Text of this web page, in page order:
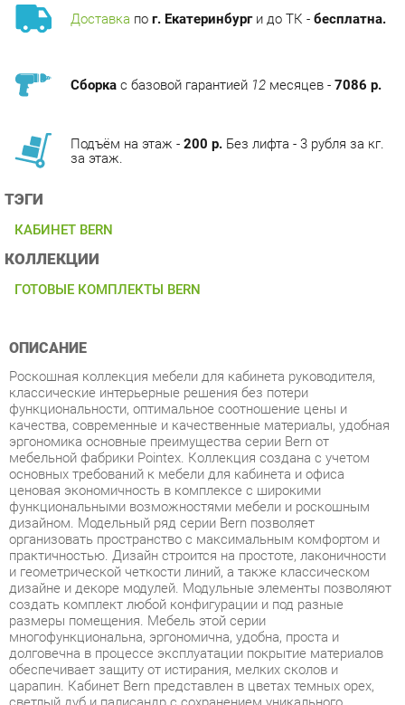
ТЭГИ
ОПИСАНИЕ
классические интерьерные решения без потери
функциональности, оптимальное соотношение цены и
качества, современные и качественные материалы, удобная
эргономика основные преимущества серии Bern от
мебельной фабрики Pointex. Коллекция создана с учетом
основных требований к мебели для кабинета и офиса
ценовая экономичность в комплексе с широкими
функциональными возможностями мебели и роскошным
дизайном. Модельный ряд серии Bern позволяет
организовать пространство с максимальным комфортом и
практичностью. Дизайн строится на простоте, лаконичности
и геометрической четкости линий, а также классическом
дизайне и декоре модулей. Модульные элементы позволяют
создать комплект любой конфигурации и под разные
размеры помещения. Мебель этой серии
многофункциональна, эргономична, удобна, проста и
долговечна в процессе эксплуатации покрытие материалов
обеспечивает защиту от истирания, мелких сколов и
царапин. Кабинет Bern представлен в цветах темных орех,
светлый дуб и палисандр с сохранением уникального
древесного рисунка. Мебель изготовлена из высокопрочного
МДФ с покрытием ламинат. Кромка столешниц МДФ и
эмаль, топов ПВХ. Толщина столешниц составляет 75 мм,
каркасов 16 мм. Использовано тонированное стекло с